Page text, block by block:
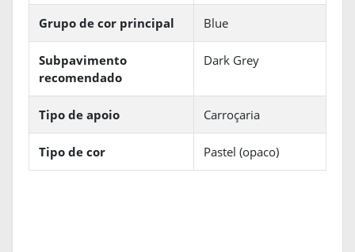
Grupo de cor principal Blue
Subpavimento
recomendado
Dark Grey
Tipo de apoio Carroçaria
Tipo de cor Pastel (opaco)